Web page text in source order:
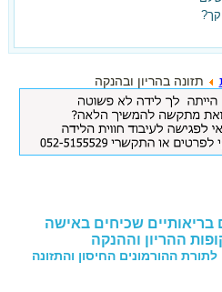
תזונה בהריון ובהנקה
בריאותיים שכיחים באישה
ההריון וההנקה
ההורמונים החיסון והתזונה